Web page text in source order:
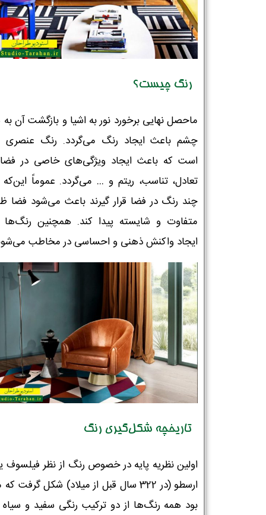
رنگ چیست؟
ماحصل نهایی برخورد نور به اشیا و بازگشت آن
چشم باعث ایجاد رنگ می‌گردد. رنگ عنصری
است که باعث ایجاد ویژگی‌های خاصی در فضا
تعادل، تناسب، ریتم و … می‌گردد. عموماً این‌که
چند رنگ در فضا قرار گیرند باعث می‌شود فضا
متفاوت و شایسته پیدا کند. همچنین رنگ‌ها
ایجاد واکنش ذهنی و احساسی در مخاطب
تاریخچه شکل‌گیری رنگ
اولین نظریه پایه در خصوص رنگ از نظر فیلسوف
ارسطو (در 322 سال قبل از میلاد) شکل گرفت
بود همه رنگ‌ها از دو ترکیب رنگی سفید و سیاه